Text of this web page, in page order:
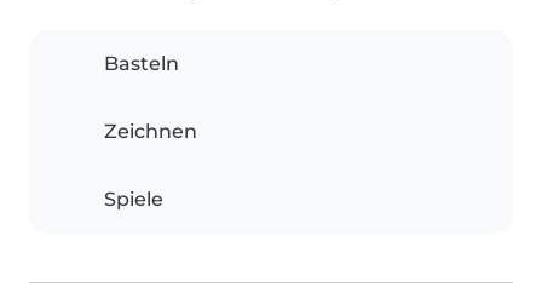
Basteln
Zeichnen
Spiele